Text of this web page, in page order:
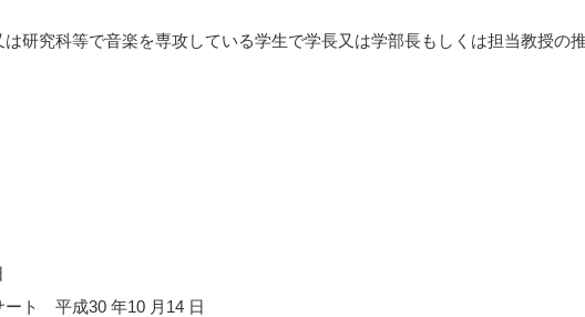
研究科等で音楽を専攻している学生で学長又は学部長もしくは担当教授の
ート 平成30 年10 月14 日